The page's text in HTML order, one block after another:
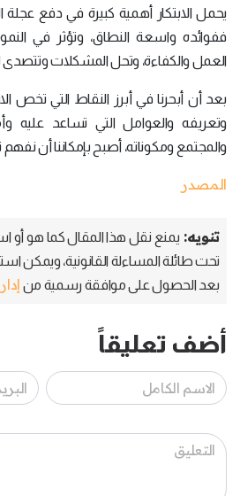
يحمل الابتكار أهمية كبيرة في دفع عجلة
ففوائده واسعة النطاق، وتؤثر في
العمل والكفاءة، وتحل المشكلات وتتصدى
بعد أن أبحرنا في أبرز النقاط التي تخص
وتعريفه والعوامل التي تساعد عليه
والمجتمع ومكوناته، أصبح بإمكاننا أن نفهم
المصدر
تنويه: يمنع نقل هذا المقال كما هو أو
تحت طائلة المساءلة القانونية، ويمكن
بعد الحصول على موافقة رسمية من
أضف تعليقاً